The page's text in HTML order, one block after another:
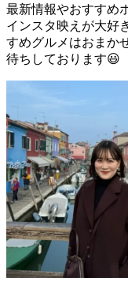
最新情報やおすすめ
インスタ映えが大好
すめグルメはおまか
待ちしております😃